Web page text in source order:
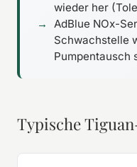
wieder her
AdBlue NOx-
Schwachstelle
Pumpentausch
Typische